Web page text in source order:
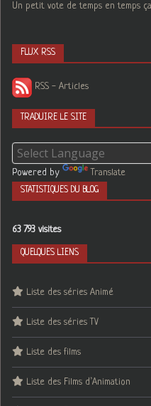
Un petit vote de temps en temps
FLUX RSS
RSS - Articles
TRADUIRE LE SITE
Powered by Translate
STATISTIQUES DU BLOG
63 793 visites
QUELQUES LIENS
Liste des séries Animé
Liste des séries TV
Liste des films
Liste des Films d’Animation